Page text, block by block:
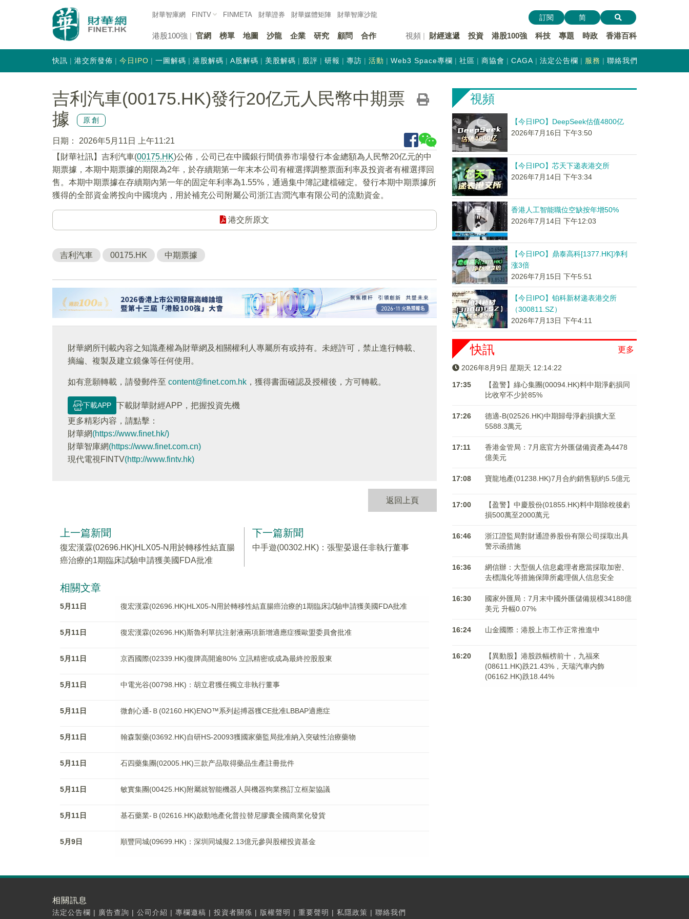
財華智庫網 FINTV FINMETA 財華證券 財華媒體矩陣 財華智庫沙龍
港股100強 官網 榜單 地圖 沙龍 企業 研究 顧問 合作 視頻 財經速遞 投資 港股100強 科技 專題 時政 香港百科
訂閱 简
快訊 港交所發佈 今日IPO 一圖解碼 港股解碼 A股解碼 美股解碼 股評 研報 專訪 活動 Web3 Space專欄 社區 商協會 CAGA 法定公告欄 服務 聯絡我們
吉利汽車(00175.HK)發行20亿元人民幣中期票
據
原創
日期：
2026年5月11日 上午11:21
【財華社訊】吉利汽車(00175.HK)公佈，公司已在中國銀行間債券市場發行本金總額為人民幣20亿元的中
期票據，本期中期票據的期限為2年，於存續期第一年末本公司有權選擇調整票面利率及投資者有權選擇回
售。本期中期票據在存續期內第一年的固定年利率為1.55%，通過集中簿記建檔確定。發行本期中期票據所
獲得的全部資金將投向中國境內，用於補充公司附屬公司浙江吉潤汽車有限公司的流動資金。
港交所原文
吉利汽車 00175.HK 中期票據
財華網所刊載內容之知識產權為財華網及相關權利人專屬所有或持有。未經許可，禁止進行轉載、
摘編、複製及建立鏡像等任何使用。
如有意願轉載，請發郵件至 content@finet.com.hk ，獲得書面確認及授權後，方可轉載。
下載APP
下載財華財經APP，把握投資先機
更多精彩内容，請點擊：
財華網(https://www.finet.hk/)
財華智庫網(https://www.finet.com.cn)
現代電視FINTV(http://www.fintv.hk)
返回上頁
上一篇新聞
復宏漢霖(02696.HK)HLX05-N用於轉移性結直腸
癌治療的1期臨床試驗申請獲美國FDA批准
下一篇新聞
中手遊(00302.HK)：張聖晏退任非執行董事
相關文章
5月11日 復宏漢霖(02696.HK)HLX05-N用於轉移性結直腸癌治療的1期臨床試驗申請獲美國FDA批准
5月11日 復宏漢霖(02696.HK)斯魯利單抗注射液兩項新增適應症獲歐盟委員會批准
5月11日 京西國際(02339.HK)復牌高開逾80% 立訊精密或成為最終控股股東
5月11日 中電光谷(00798.HK)：胡立君獲任獨立非執行董事
5月11日 微創心通-Ｂ(02160.HK)ENO™系列起搏器獲CE批准LBBAP適應症
5月11日 翰森製藥(03692.HK)自研HS-20093獲國家藥監局批准納入突破性治療藥物
5月11日 石四藥集團(02005.HK)三款产品取得藥品生產註冊批件
5月11日 敏實集團(00425.HK)附屬就智能機器人與機器狗業務訂立框架協議
5月11日 基石藥業-Ｂ(02616.HK)啟動地產化普拉替尼膠囊全國商業化發貨
5月9日 順豐同城(09699.HK)：深圳同城擬2.13億元參與股權投資基金
視頻
【今日IPO】DeepSeek估值4800亿
2026年7月16日 下午3:50
【今日IPO】芯天下递表港交所
2026年7月14日 下午3:34
香港人工智能職位空缺按年增50%
2026年7月14日 下午12:03
【今日IPO】鼎泰高科[1377.HK]净利
涨3倍
2026年7月15日 下午5:51
【今日IPO】铂科新材递表港交所
（300811.SZ）
2026年7月13日 下午4:11
更多
快訊
2026年8月9日 星期天 12:14:23
17:35
【盈警】綠心集團(00094.HK)料中期淨虧損同
比收窄不少於85%
17:26
德適-B(02526.HK)中期歸母淨虧損擴大至
5588.3萬元
17:11
香港金管局：7月底官方外匯儲備資產為4478
億美元
17:08 寶龍地產(01238.HK)7月合約銷售額約5.5億元
17:00
【盈警】中慶股份(01855.HK)料中期除稅後虧
損500萬至2000萬元
16:46
浙江證監局對財通證券股份有限公司採取出具
警示函措施
16:36
網信辦：大型個人信息處理者應當採取加密、
去標識化等措施保障所處理個人信息安全
16:30
國家外匯局：7月末中國外匯儲備規模34188億
美元 升幅0.07%
16:24 山金國際：港股上市工作正常推進中
16:20
【異動股】港股跌幅榜前十，九福來
(08611.HK)跌21.43%，天瑞汽車内飾
(06162.HK)跌18.44%
相關訊息
法定公告欄 | 廣告查詢 | 公司介紹 | 專欄邀稿 | 投資者關係 | 版權聲明 | 重要聲明 | 私隱政策 | 聯絡我們